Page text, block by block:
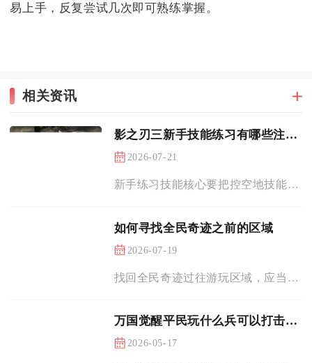
易上手，反复尝试几次即可熟练掌握。
相关资讯
影之刃三新手技能练习有哪些注意事项
2026-07-21
新手练习技能核心要把控空地技能衔接、杀意循环平衡、后摇取消手...
如何寻找全民奇迹之前的区域
2026-07-19
找回全民奇迹过往游玩区域，应当遵循游戏内置快捷查询、官方全服...
万国觉醒平民玩什么兵可以打击敌人
2026-05-17